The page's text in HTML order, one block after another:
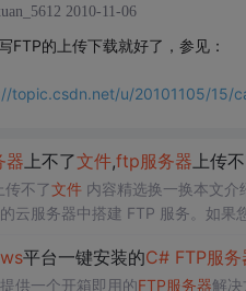
2010-11-06
FTP的上传下载就好了，参见：
topic.csdn.net/u/20101105/15/
器上不了文件,ftp服务器上传
传不了文件内容精选换一换本文介
的云服务器中搭建 FTP 服务。如果
平台一键安装的C# FTP服务
供一个开箱即用的FTP服务器解决